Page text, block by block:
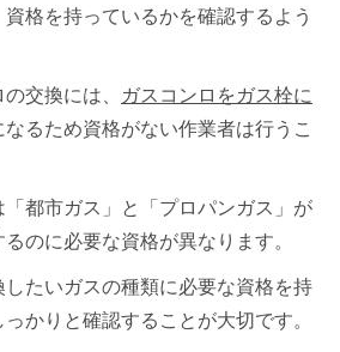
格を持っているかを確認するよう
交換には、 ガスコンロをガス栓に
なるため資格がない作業者は行うこ
都市ガス」と「プロパンガス」が
のに必要な資格が異なります。
たいガスの種類に必要な資格を持
かりと確認することが大切です。